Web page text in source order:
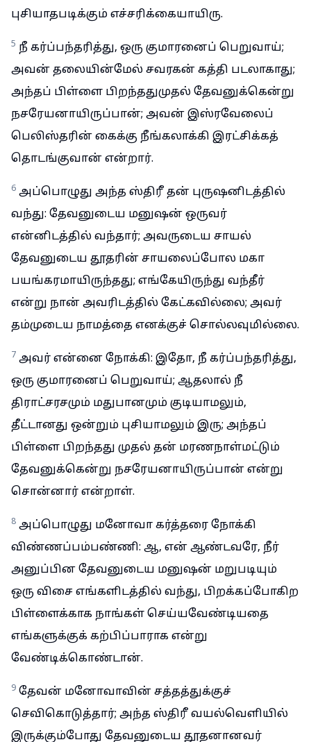
புசியாதபடிக்கும் எச்சரிக்கையாயிரு.
5 நீ கர்ப்பந்தரித்து, ஒரு குமாரனைப் பெறுவாய்;
அவன் தலையின்மேல் சவரகன் கத்தி படலாகாது;
அந்தப் பிள்ளை பிறந்ததுமுதல் தேவனுக்கென்று
நசரேயனாயிருப்பான்; அவன் இஸ்ரவேலைப்
பெலிஸ்தரின் கைக்கு நீங்கலாக்கி இரட்சிக்கத்
தொடங்குவான் என்றார்.
6 அப்பொழுது அந்த ஸ்திரீ தன் புருஷனிடத்தில்
வந்து: தேவனுடைய மனுஷன் ஒருவர்
என்னிடத்தில் வந்தார்; அவருடைய சாயல்
தேவனுடைய தூதரின் சாயலைப்போல மகா
பயங்கரமாயிருந்தது; எங்கேயிருந்து வந்தீர்
என்று நான் அவரிடத்தில் கேட்கவில்லை; அவர்
தம்முடைய நாமத்தை எனக்குச் சொல்லவுமில்லை.
7 அவர் என்னை நோக்கி: இதோ, நீ கர்ப்பந்தரித்து,
ஒரு குமாரனைப் பெறுவாய்; ஆதலால் நீ
திராட்சரசமும் மதுபானமும் குடியாமலும்,
தீட்டானது ஒன்றும் புசியாமலும் இரு; அந்தப்
பிள்ளை பிறந்தது முதல் தன் மரணநாள்மட்டும்
தேவனுக்கென்று நசரேயனாயிருப்பான் என்று
சொன்னார் என்றாள்.
8 அப்பொழுது மனோவா கர்த்தரை நோக்கி
விண்ணப்பம்பண்ணி: ஆ, என் ஆண்டவரே, நீர்
அனுப்பின தேவனுடைய மனுஷன் மறுபடியும்
ஒரு விசை எங்களிடத்தில் வந்து, பிறக்கப்போகிற
பிள்ளைக்காக நாங்கள் செய்யவேண்டியதை
எங்களுக்குக் கற்பிப்பாராக என்று
வேண்டிக்கொண்டான்.
9 தேவன் மனோவாவின் சத்தத்துக்குச்
செவிகொடுத்தார்; அந்த ஸ்திரீ வயல்வெளியில்
இருக்கும்போது தேவனுடைய தூதனானவர்